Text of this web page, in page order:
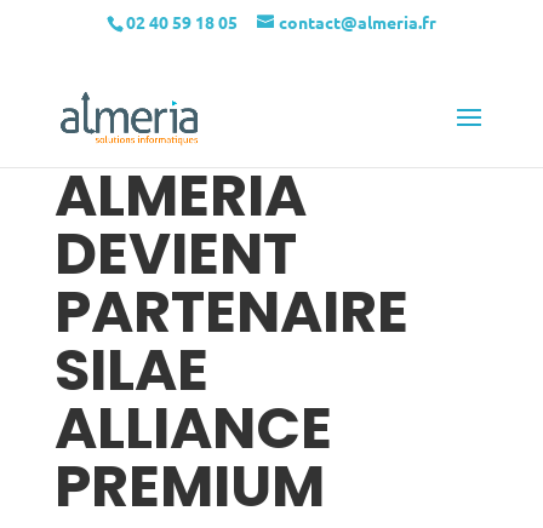
02 40 59 18 05 contact@almeria.fr
ALMERIA
DEVIENT
PARTENAIRE
SILAE
ALLIANCE
PREMIUM